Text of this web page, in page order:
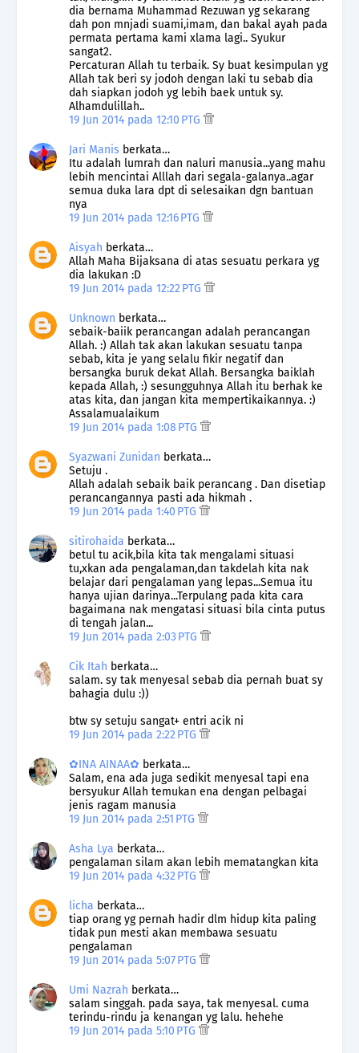
dia bernama Muhammad Rezuwan yg sekarang
dah pon mnjadi suami,imam, dan bakal ayah pada
permata pertama kami xlama lagi.. Syukur
sangat2.
Percaturan Allah tu terbaik. Sy buat kesimpulan yg
Allah tak beri sy jodoh dengan laki tu sebab dia
dah siapkan jodoh yg lebih baek untuk sy.
Alhamdulillah..
19 Jun 2014 pada 12:10 PTG
Jari Manis berkata…
Itu adalah lumrah dan naluri manusia...yang mahu
lebih mencintai Alllah dari segala-galanya..agar
semua duka lara dpt di selesaikan dgn bantuan
nya
19 Jun 2014 pada 12:16 PTG
Aisyah berkata…
Allah Maha Bijaksana di atas sesuatu perkara yg
dia lakukan :D
19 Jun 2014 pada 12:22 PTG
Unknown berkata…
sebaik-baiik perancangan adalah perancangan
Allah. :) Allah tak akan lakukan sesuatu tanpa
sebab, kita je yang selalu fikir negatif dan
bersangka buruk dekat Allah. Bersangka baiklah
kepada Allah, :) sesungguhnya Allah itu berhak ke
atas kita, dan jangan kita mempertikaikannya. :)
Assalamualaikum
19 Jun 2014 pada 1:08 PTG
Syazwani Zunidan berkata…
Setuju .
Allah adalah sebaik baik perancang . Dan disetiap
perancangannya pasti ada hikmah .
19 Jun 2014 pada 1:40 PTG
sitirohaida berkata…
betul tu acik,bila kita tak mengalami situasi
tu,xkan ada pengalaman,dan takdelah kita nak
belajar dari pengalaman yang lepas...Semua itu
hanya ujian darinya...Terpulang pada kita cara
bagaimana nak mengatasi situasi bila cinta putus
di tengah jalan...
19 Jun 2014 pada 2:03 PTG
Cik Itah berkata…
salam. sy tak menyesal sebab dia pernah buat sy
bahagia dulu :))
btw sy setuju sangat+ entri acik ni
19 Jun 2014 pada 2:22 PTG
✿INA AINAA✿ berkata…
Salam, ena ada juga sedikit menyesal tapi ena
bersyukur Allah temukan ena dengan pelbagai
jenis ragam manusia
19 Jun 2014 pada 2:51 PTG
Asha Lya berkata…
pengalaman silam akan lebih mematangkan kita
19 Jun 2014 pada 4:32 PTG
licha berkata…
tiap orang yg pernah hadir dlm hidup kita paling
tidak pun mesti akan membawa sesuatu
pengalaman
19 Jun 2014 pada 5:07 PTG
Umi Nazrah berkata…
salam singgah. pada saya, tak menyesal. cuma
terindu-rindu ja kenangan yg lalu. hehehe
19 Jun 2014 pada 5:10 PTG